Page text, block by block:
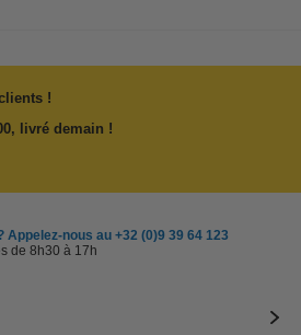
!
livré demain !
Appelez-nous au +32 (0)9 39 64 123
de 8h30 à 17h